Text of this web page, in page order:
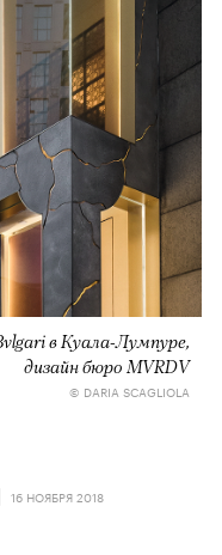
в Куала-Лумпуре,
дизайн бюро MVRDV
© DARIA SCAGLIOLA
16 НОЯБРЯ 2018